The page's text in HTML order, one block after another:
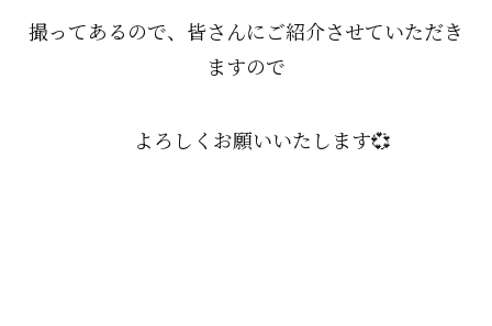
撮ってあるので、皆さんにご紹介させていただき
ますので
よろしくお願いいたします💞